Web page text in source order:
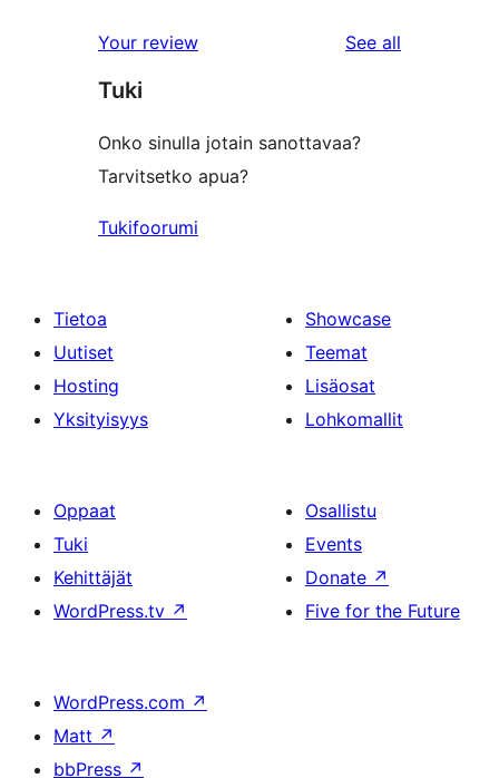
Your review See all
Tuki
Onko sinulla jotain sanottavaa?
Tarvitsetko apua?
Tukifoorumi
Tietoa
Uutiset
Hosting
Yksityisyys
Showcase
Teemat
Lisäosat
Lohkomallit
Oppaat
Tuki
Kehittäjät
WordPress.tv ↗
Osallistu
Events
Donate ↗
Five for the Future
WordPress.com ↗
Matt ↗
bbPress ↗